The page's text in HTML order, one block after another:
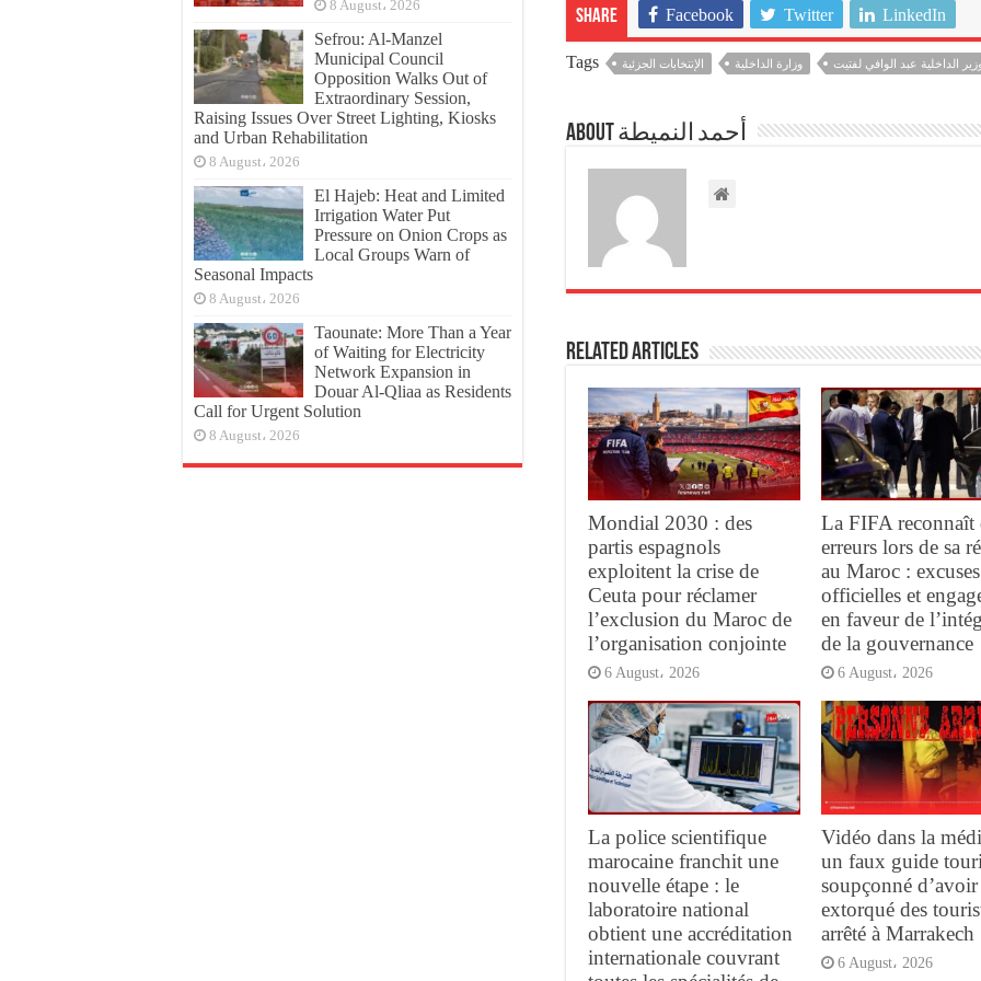
Share Facebook Twitter LinkedIn
Tags الإنتخابات الجزئية وزارة الداخلية الداخلية عبد الوافي لفتيت
About أحمد النميطة
Related Articles
Mondial 2030 : des
partis espagnols
exploitent la crise de
Ceuta pour réclamer
l’exclusion du Maroc de
l’organisation conjointe
6 August، 2026
La FIFA reconnaît
erreurs lors de sa
au Maroc : excuses
officielles et
en faveur de
de la gouvernance
6 August، 2026
La police scientifique
marocaine franchit une
nouvelle étape : le
laboratoire national
obtient une accréditation
internationale couvrant
Vidéo dans la
un faux guide
soupçonné d’avoir
extorqué des
arrêté à Marrakech
6 August، 2026
8 August، 2026
Sefrou: Al-Manzel
Municipal Council
Opposition Walks Out of
Extraordinary Session,
Raising Issues Over Street Lighting, Kiosks
and Urban Rehabilitation
8 August، 2026
El Hajeb: Heat and Limited
Irrigation Water Put
Pressure on Onion Crops as
Local Groups Warn of
Seasonal Impacts
8 August، 2026
Taounate: More Than a Year
of Waiting for Electricity
Network Expansion in
Douar Al-Qliaa as Residents
Call for Urgent Solution
8 August، 2026